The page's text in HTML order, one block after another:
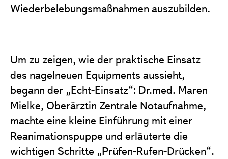
Wiederbelebungsmaßnahmen auszubilden.
Um zu zeigen, wie der praktische Einsatz
des nagelneuen Equipments aussieht,
begann der „Echt-Einsatz“: Dr.med. Maren
Mielke, Oberärztin Zentrale Notaufnahme,
machte eine kleine Einführung mit einer
Reanimationspuppe und erläuterte die
wichtigen Schritte „Prüfen-Rufen-Drücken“.